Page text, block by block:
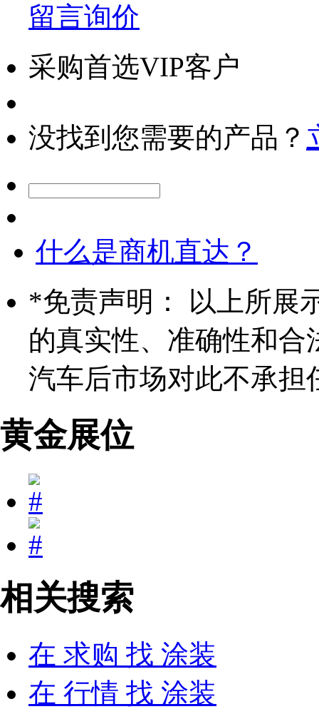
留言询价
采购首选VIP客户
没找到您需要的产品？
什么是商机直达？
*免责声明： 以上所展
的真实性、准确性和合
汽车后市场对此不承担
黄金展位
相关搜索
在 求购 找 涂装
在 行情 找 涂装